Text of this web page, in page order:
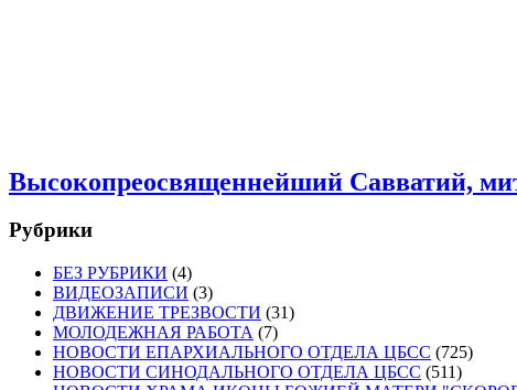
Высокопреосвященнейший Савватий,
Рубрики
БЕЗ РУБРИКИ (4)
ВИДЕОЗАПИСИ (3)
ДВИЖЕНИЕ ТРЕЗВОСТИ (31)
МОЛОДЕЖНАЯ РАБОТА (7)
НОВОСТИ ЕПАРХИАЛЬНОГО ОТДЕЛА ЦБСС (725)
НОВОСТИ СИНОДАЛЬНОГО ОТДЕЛА ЦБСС (511)